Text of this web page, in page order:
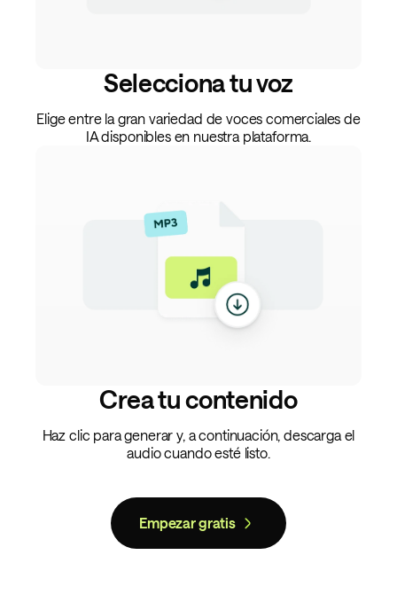
Selecciona tu voz
Elige entre la gran variedad de voces comerciales de
IA disponibles en nuestra plataforma.
Crea tu contenido
Haz clic para generar y, a continuación, descarga el
audio cuando esté listo.
Empezar gratis